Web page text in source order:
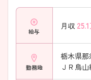
給与
月収 25.1
勤務地
栃木県
ＪＲ烏山